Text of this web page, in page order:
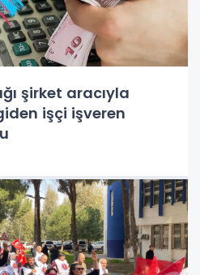
şirket aracıyla
işçi işveren